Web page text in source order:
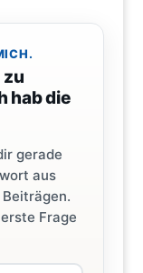
zu
hab die
gerade
aus
Frage